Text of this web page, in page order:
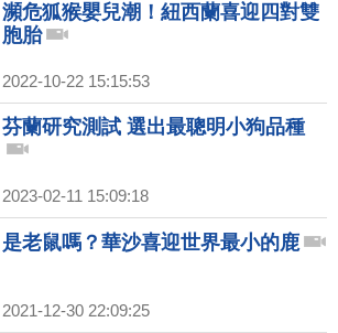
瀕危狐猴嬰兒潮！紐西蘭喜迎四對雙
胞胎
2022-10-22 15:15:53
芬蘭研究測試 選出最聰明小狗品種
2023-02-11 15:09:18
是老鼠嗎？華沙喜迎世界最小的鹿
2021-12-30 22:09:25